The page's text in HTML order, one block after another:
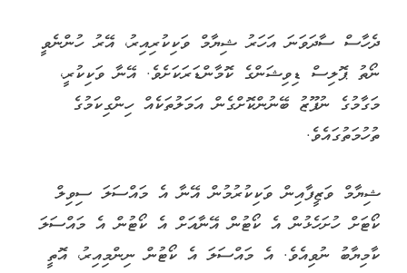
ދެހާސް ސާދަވަނަ އަހަރު ޝިޔާމް ވަކިކުރިއިރު، އޭރު ހުންނެވީ
ނޯތު ޕޮލިސް ޑިވިޝަންގެ ކޮމާންޑަރަކަށެވެ. އޭނާ ވަކިކުރީ،
މަގާމުގެ ނުފޫޒު ބޭނުންކޮށްގެން އަމަލުތަކެއް ހިންގިކަމުގެ
ތުހުމަތުގައެވެ.
ޝިޔާމް ވަޒީފާއިން ވަކިކުރުމުން އޭނާ އެ މައްސަލަ ސިވިލް
ކޯޓަށް ހުށަހެޅުން އެ ކޯޓުން އޭނާއަށް އެ ކޯޓުން އެ މައްސަލަ
ކާމިޔާބު ނުވިއެވެ. އެ މައްސަލަ އެ ކޯޓުން ނިންމިއިރު، އޮތީ